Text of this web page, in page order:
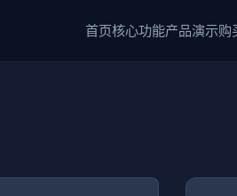
首页核心功能产品演示购